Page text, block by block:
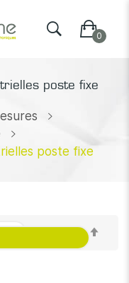
poste fixe
poste fixe